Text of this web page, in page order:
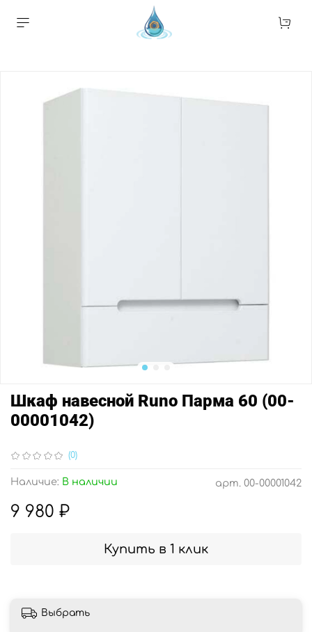
(0)
арт. 00-00001042
Наличие: В наличии
Шкаф навесной Runo Парма 60 (00-
00001042)
9 980 ₽
Купить в 1 клик
Выбрать